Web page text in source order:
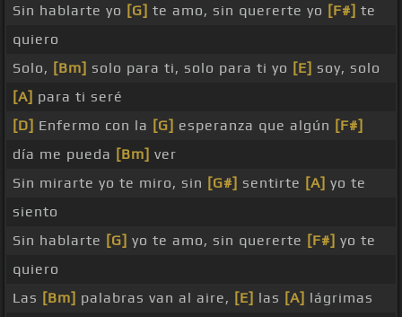
Sin hablarte yo [G] te amo, sin quererte yo [F#] te
quiero
Solo, [Bm] solo para ti, solo para ti yo [E] soy, solo
[A] para ti seré
[D] Enfermo con la [G] esperanza que algún [F#]
día me pueda [Bm] ver
Sin mirarte yo te miro, sin [G#] sentirte [A] yo te
siento
Sin hablarte [G] yo te amo, sin quererte [F#] yo te
quiero
Las [Bm] palabras van al aire, [E] las [A] lágrimas